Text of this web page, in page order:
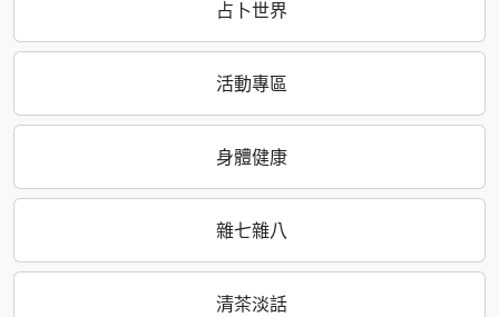
占卜世界
活動專區
身體健康
雜七雜八
清茶淡話